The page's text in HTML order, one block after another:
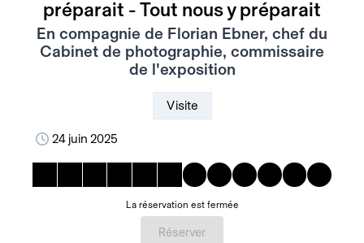
préparait - Tout nous y préparait
En compagnie de Florian Ebner, chef du
Cabinet de photographie, commissaire
de l'exposition
Visite
24 juin 2025
La réservation est fermée
Réserver